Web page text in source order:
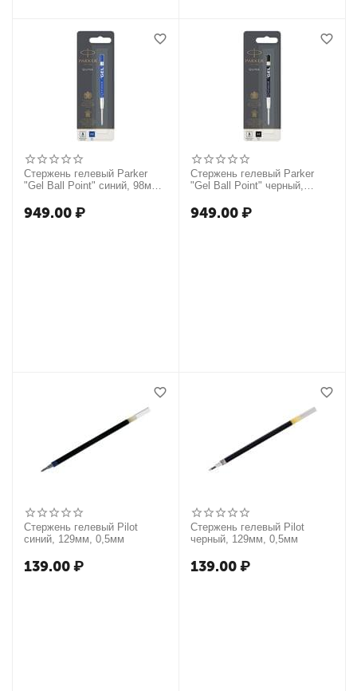
Стержень гелевый Parker
"Gel Ball Point" синий, 98мм,
949.00₽
Стержень гелевый Parker
"Gel Ball Point" черный,
949.00₽
Стержень гелевый Pilot
синий, 129мм, 0,5мм
139.00₽
Стержень гелевый Pilot
черный, 129мм, 0,5мм
139.00₽